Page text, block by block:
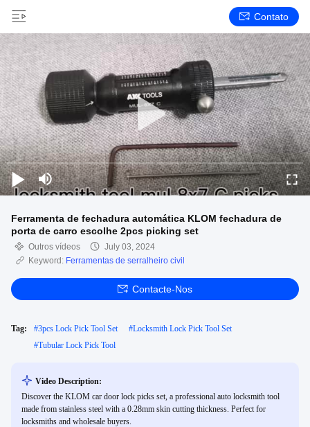
Contato
Ferramenta de fechadura automática KLOM fechadura de
porta de carro escolhe 2pcs picking set
Outros vídeos
July 03, 2024
Keyword: Ferramentas de serralheiro civil
Contacte-Nos
Tag: #3pcs Lock Pick Tool Set #Locksmith Lock Pick Tool Set
#Tubular Lock Pick Tool
Video Description:
Discover the KLOM car door lock picks set, a professional auto locksmith tool
made from stainless steel with a 0.28mm skin cutting thickness. Perfect for
locksmiths and wholesale buyers.